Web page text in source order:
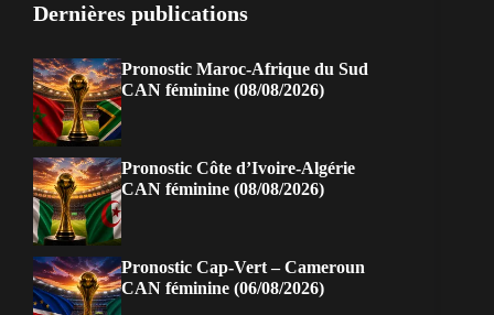
Dernières publications
Pronostic Maroc-Afrique du Sud
CAN féminine (08/08/2026)
Pronostic Côte d’Ivoire-Algérie
CAN féminine (08/08/2026)
Pronostic Cap-Vert – Cameroun
CAN féminine (06/08/2026)